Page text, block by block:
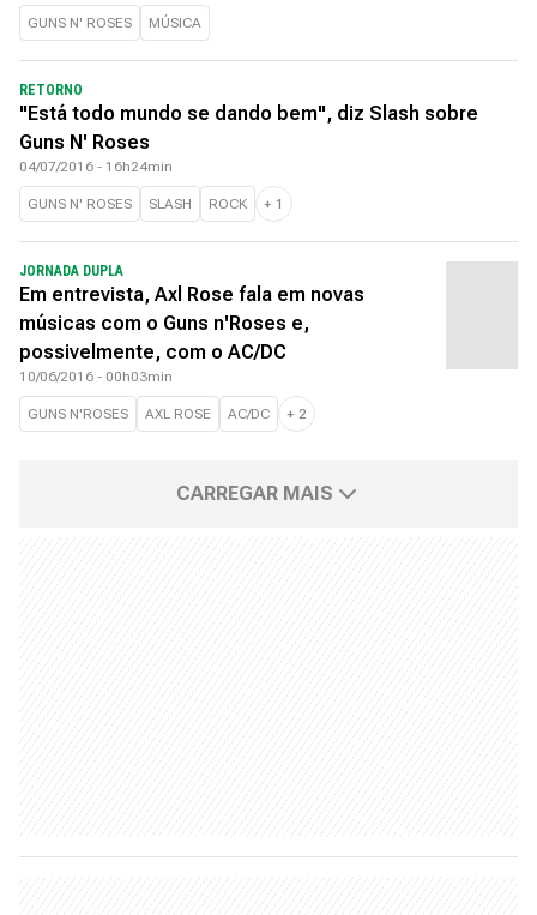
GUNS N' ROSES MÚSICA
RETORNO
"Está todo mundo se dando bem", diz Slash sobre
Guns N' Roses
04/07/2016 - 16h24min
GUNS N' ROSES SLASH ROCK + 1
JORNADA DUPLA
Em entrevista, Axl Rose fala em novas
músicas com o Guns n'Roses e,
possivelmente, com o AC/DC
10/06/2016 - 00h03min
GUNS N'ROSES AXL ROSE AC/DC + 2
CARREGAR MAIS